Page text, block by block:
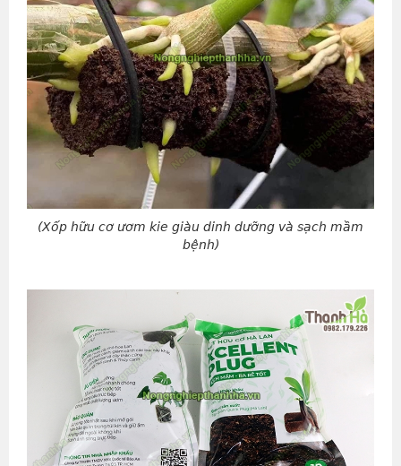
(Xốp hữu cơ ươm kie giàu dinh dưỡng và sạch mầm
bệnh)